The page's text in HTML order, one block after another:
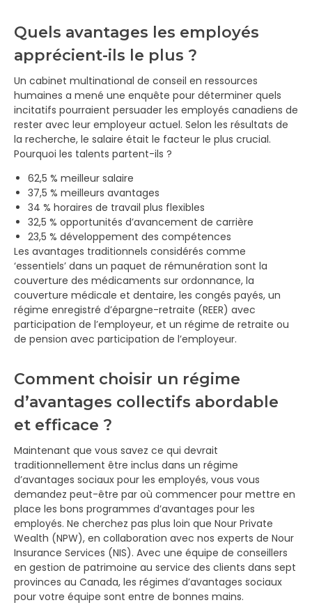
Quels avantages les employés
apprécient-ils le plus ?
Un cabinet multinational de conseil en ressources
humaines a mené une enquête pour déterminer quels
incitatifs pourraient persuader les employés canadiens de
rester avec leur employeur actuel. Selon les résultats de
la recherche, le salaire était le facteur le plus crucial.
Pourquoi les talents partent-ils ?
62,5 % meilleur salaire
37,5 % meilleurs avantages
34 % horaires de travail plus flexibles
32,5 % opportunités d’avancement de carrière
23,5 % développement des compétences
Les avantages traditionnels considérés comme
‘essentiels’ dans un paquet de rémunération sont la
couverture des médicaments sur ordonnance, la
couverture médicale et dentaire, les congés payés, un
régime enregistré d’épargne-retraite (REER) avec
participation de l’employeur, et un régime de retraite ou
de pension avec participation de l’employeur.
Comment choisir un régime
d’avantages collectifs abordable
et efficace ?
Maintenant que vous savez ce qui devrait
traditionnellement être inclus dans un régime
d’avantages sociaux pour les employés, vous vous
demandez peut-être par où commencer pour mettre en
place les bons programmes d’avantages pour les
employés. Ne cherchez pas plus loin que Nour Private
Wealth (NPW), en collaboration avec nos experts de Nour
Insurance Services (NIS). Avec une équipe de conseillers
en gestion de patrimoine au service des clients dans sept
provinces au Canada, les régimes d’avantages sociaux
pour votre équipe sont entre de bonnes mains.